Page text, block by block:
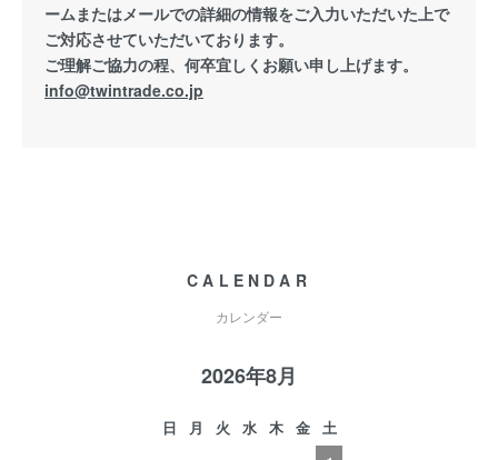
ームまたはメールでの詳細の情報をご入力いただいた上で
ご対応させていただいております。
ご理解ご協力の程、何卒宜しくお願い申し上げます。
info@twintrade.co.jp
CALENDAR
カレンダー
2026年8月
日 月 火 水 木 金
土